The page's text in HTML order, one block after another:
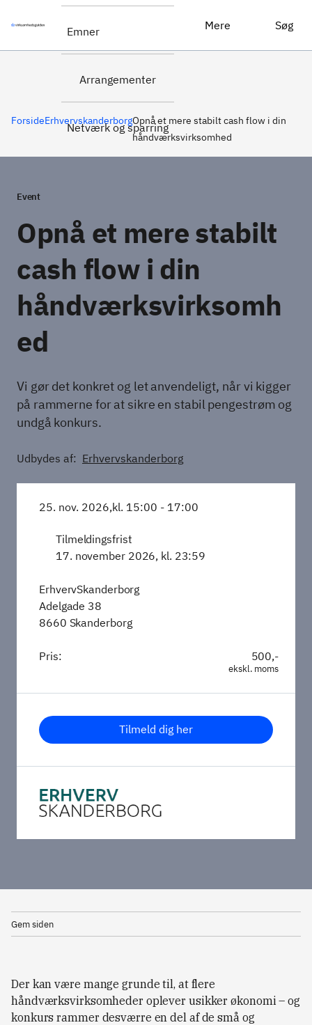
Emner
Arrangementer
Netværk og sparring
Mere Søg
ForsideErhvervskanderborgOpnå et mere stabilt cash flow i din
håndværksvirksomhed
Event
Opnå et mere stabilt
cash flow i din
håndværksvirksomh
ed
Vi gør det konkret og let anvendeligt, når vi kigger
på rammerne for at sikre en stabil pengestrøm og
undgå konkurs.
Udbydes af: Erhvervskanderborg
25. nov. 2026,kl. 15:00 - 17:00
Tilmeldingsfrist
17. november 2026, kl. 23:59
ErhvervSkanderborg
Adelgade 38
8660 Skanderborg
Pris: 500,-
ekskl. moms
Tilmeld dig her
Gem siden
Der kan være mange grunde til, at flere
håndværksvirksomheder oplever usikker økonomi – og
konkurs rammer desværre en del af de små og